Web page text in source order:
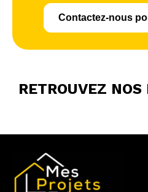
Contactez-nous
RETROUVEZ